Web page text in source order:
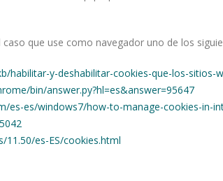
que use como navegador uno de los
habilitar-y-deshabilitar-cookies-que-los-sitios-
bin/answer.py?hl=es&answer=95647
es-es/windows7/how-to-manage-cookies-in-
es-ES/cookies.html